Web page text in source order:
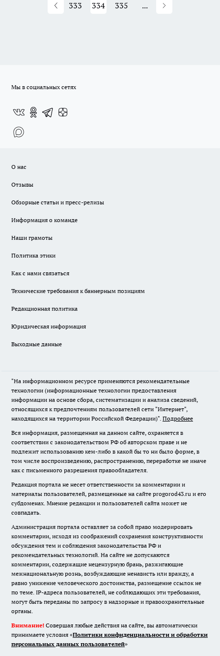
333 334 335 ...
Мы в социальных сетях
О нас
Отзывы
Обзорные статьи и пресс-релизы
Информация о команде
Наши грамоты
Политика этики
Как с нами связаться
Технические требования к баннерным позициям
Редакционная политика
Юридическая информация
Выходные данные
"На информационном ресурсе применяются рекомендательные
технологии (информационные технологии предоставления
информации на основе сбора, систематизации и анализа сведений,
относящихся к предпочтениям пользователей сети "Интернет",
находящихся на территории Российской Федерации)". Подробнее
Вся информация, размещенная на данном сайте, охраняется в
соответствии с законодательством РФ об авторском праве и не
подлежит использованию кем-либо в какой бы то ни было форме, в
том числе воспроизведению, распространению, переработке не иначе
как с письменного разрешения правообладателя.
Редакция портала не несет ответственности за комментарии и
материалы пользователей, размещенные на сайте progorod43.ru и его
субдоменах. Мнение редакции и пользователей сайта может не
совпадать.
Администрация портала оставляет за собой право модерировать
комментарии, исходя из соображений сохранения конструктивности
обсуждения тем и соблюдения законодательства РФ и
рекомендательных технологий. На сайте не допускаются
комментарии, содержащие нецензурную брань, разжигающие
межнациональную рознь, возбуждающие ненависть или вражду, а
равно унижение человеческого достоинства, размещение ссылок не
по теме. IP-адреса пользователей, не соблюдающих эти требования,
могут быть переданы по запросу в надзорные и правоохранительные
органы.
Внимание! Совершая любые действия на сайте, вы автоматически
принимаете условия «Политики конфиденциальности и обработки
персональных данных пользователей»